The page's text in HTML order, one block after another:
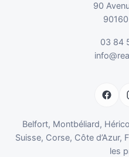
90
03 84
Belfort, Montbéliard,
Suisse, Corse, Côte d’Azur,
les